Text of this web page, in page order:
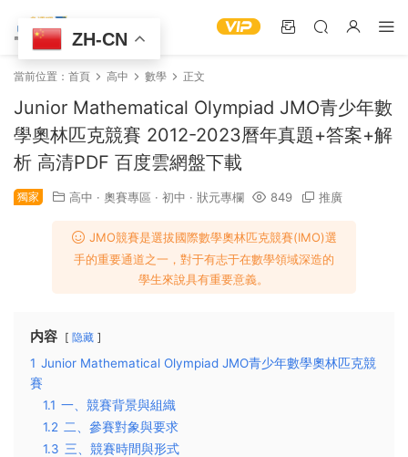
當前位置： 首頁 高中 數學 正文
Junior Mathematical Olympiad JMO青少年數
學奧林匹克競賽 2012-2023曆年真題+答案+解
析 高清PDF 百度雲網盤下載
獨家 高中 · 奧賽專區 · 初中 · 狀元專欄 849 推廣
JMO競賽是選拔國際數學奧林匹克競賽(IMO)選
手的重要通道之一，對于有志于在數學領域深造的
學生來說具有重要意義。
内容 隐藏
1 Junior Mathematical Olympiad JMO青少年數學奧林匹克競
賽
1.1 一、競賽背景與組織
1.2 二、參賽對象與要求
1.3 三、競賽時間與形式
ZH-CN